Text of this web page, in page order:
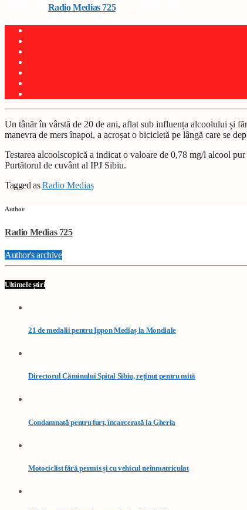
Radio Medias 725on 22 aprilie 2025
Un tânăr în vârstă de 20 de ani, aflat sub influența alcoolului și
manevra de mers înapoi, a acroșat o bicicletă pe lângă care se
Testarea alcoolscopică a indicat o valoare de 0,78 mg/l alcool
Purtătorul de cuvânt al IPJ Sibiu.
Tagged asRadio Mediaș
Author
Radio Medias 725
Author's archive
Ultimele știri
21 de medalii pentru Ippon Mediaș la Mondiale
Directorul Căminului Spital Sibiu, reținut pentru mită
Condamnată pentru furt, încarcerată la Gherla
Motociclist fără permis și cu vehicul neînmatriculat